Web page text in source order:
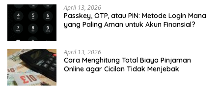
April 13, 2026
Passkey, OTP, atau PIN: Metode Login Mana
yang Paling Aman untuk Akun Finansial?
April 13, 2026
Cara Menghitung Total Biaya Pinjaman
Online agar Cicilan Tidak Menjebak